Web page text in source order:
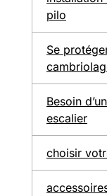
pilo
Se
Besoin
escalier
choisir